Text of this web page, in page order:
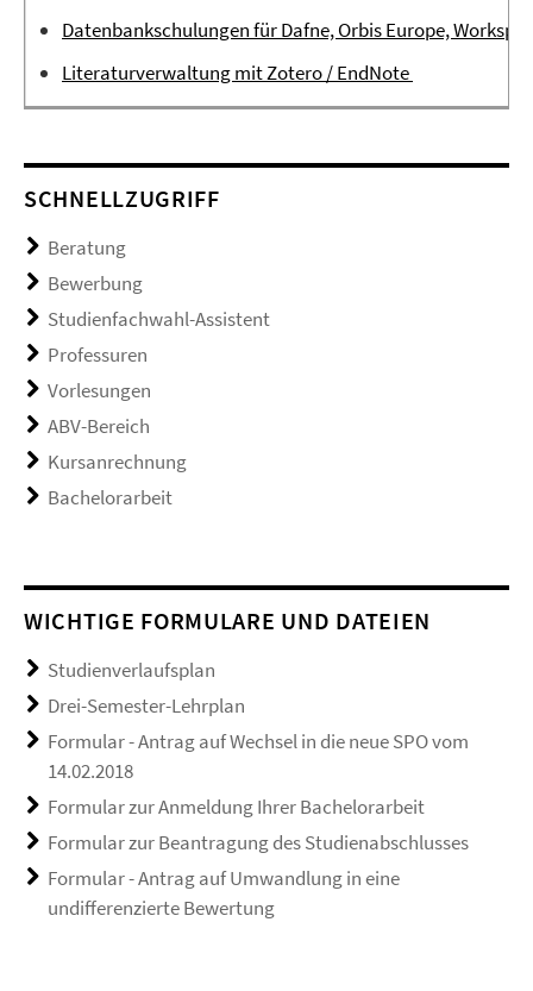
Datenbankschulungen für Dafne, Orbis Europe,
Literaturverwaltung mit Zotero / EndNote
SCHNELLZUGRIFF
Beratung
Bewerbung
Studienfachwahl-Assistent
Professuren
Vorlesungen
ABV-Bereich
Kursanrechnung
Bachelorarbeit
WICHTIGE FORMULARE UND DATEIEN
Studienverlaufsplan
Drei-Semester-Lehrplan
Formular - Antrag auf Wechsel in die neue SPO vom
14.02.2018
Formular zur Anmeldung Ihrer Bachelorarbeit
Formular zur Beantragung des Studienabschlusses
Formular - Antrag auf Umwandlung in eine
undifferenzierte Bewertung